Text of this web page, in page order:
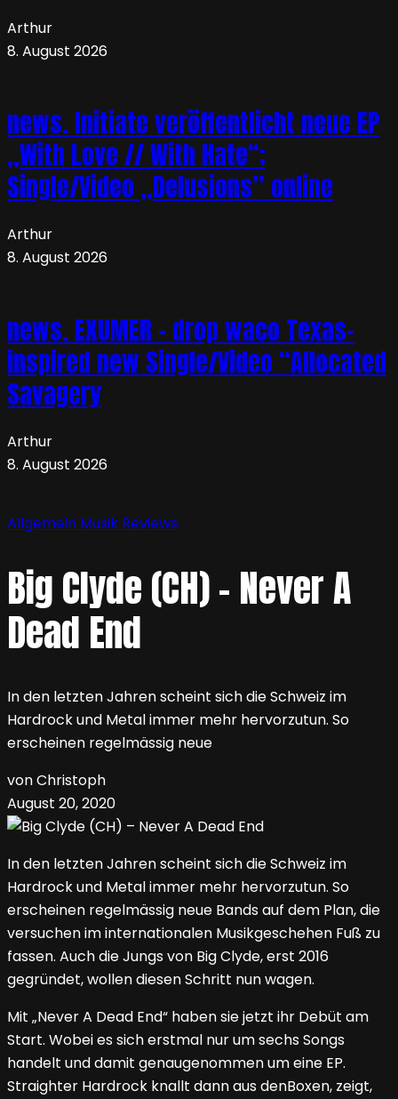
Arthur
8. August 2026
news. Initiate veröffentlicht neue EP
„With Love // With Hate“;
Single/Video „Delusions” online
Arthur
8. August 2026
news. EXUMER – drop waco Texas-
inspired new Single/Video “Allocated
Savagery
Arthur
8. August 2026
Allgemein Musik Reviews
Big Clyde (CH) – Never A
Dead End
In den letzten Jahren scheint sich die Schweiz im
Hardrock und Metal immer mehr hervorzutun. So
erscheinen regelmässig neue
von Christoph
August 20, 2020
In den letzten Jahren scheint sich die Schweiz im
Hardrock und Metal immer mehr hervorzutun. So
erscheinen regelmässig neue Bands auf dem Plan, die
versuchen im internationalen Musikgeschehen Fuß zu
fassen. Auch die Jungs von Big Clyde, erst 2016
gegründet, wollen diesen Schritt nun wagen.
Mit „Never A Dead End“ haben sie jetzt ihr Debüt am
Start. Wobei es sich erstmal nur um sechs Songs
handelt und damit genaugenommen um eine EP.
Straighter Hardrock knallt dann aus denBoxen, zeigt,